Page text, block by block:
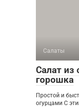
Салаты
Салат из
горошка
Простой и
огурцами С